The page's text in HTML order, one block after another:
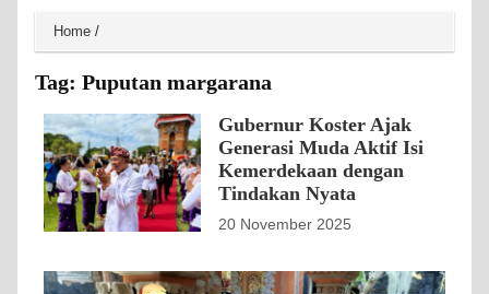
Home /
Tag: Puputan margarana
Gubernur Koster Ajak
Generasi Muda Aktif Isi
Kemerdekaan dengan
Tindakan Nyata
20 November 2025